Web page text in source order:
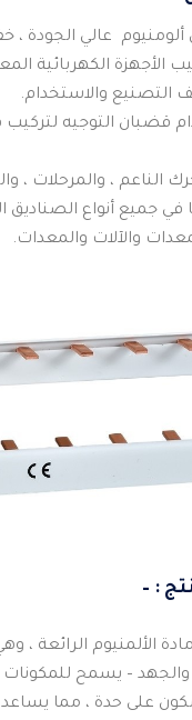
عالي الجودة ،
الأجهزة الكهربائية
التصنيع والاستخدام.
قضبان التوجيه لتركيب
الناعم ، والمرحلات ،
في جميع أنواع الصناديق
والآلات والمعدات.
: –
الألمنيوم الرائعة ،
– يسمح للمكونات
على حدة ، مما